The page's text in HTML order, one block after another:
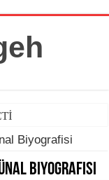
Biyografisi
Biyografisi